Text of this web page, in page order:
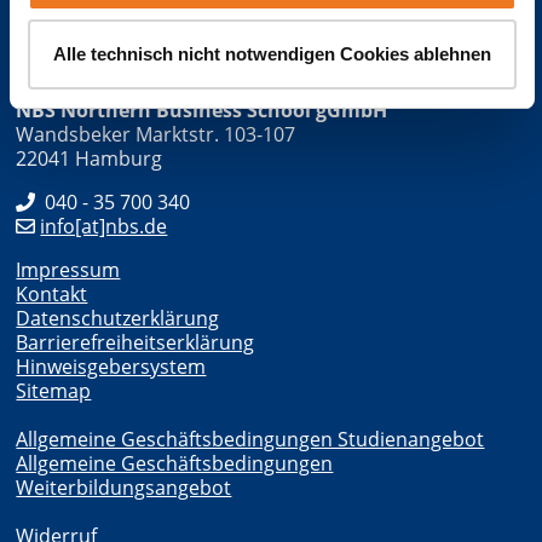
Alle technisch nicht notwendigen Cookies ablehnen
NBS Northern Business School gGmbH
Wandsbeker Marktstr. 103-107
22041 Hamburg
040 - 35 700 340
info[at]nbs.de
Impressum
Kontakt
Datenschutzerklärung
Barrierefreiheitserklärung
Hinweisgebersystem
Sitemap
Allgemeine Geschäftsbedingungen Studienangebot
Allgemeine Geschäftsbedingungen
Weiterbildungsangebot
Widerruf